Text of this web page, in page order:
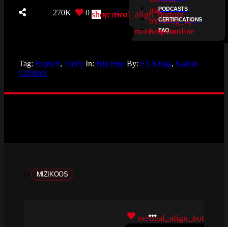
micPODCASTS
trending_up
CERTIFICATIONS
help_outline
FAQ
270K 0 shop_two
vertical_align_bottom
7
more_horiz
Tag: Explicit, Vidéo In: Hip Hop By: FT Kings, Kalash
Criminel
MIZIKOOS
vertical_align_bottom